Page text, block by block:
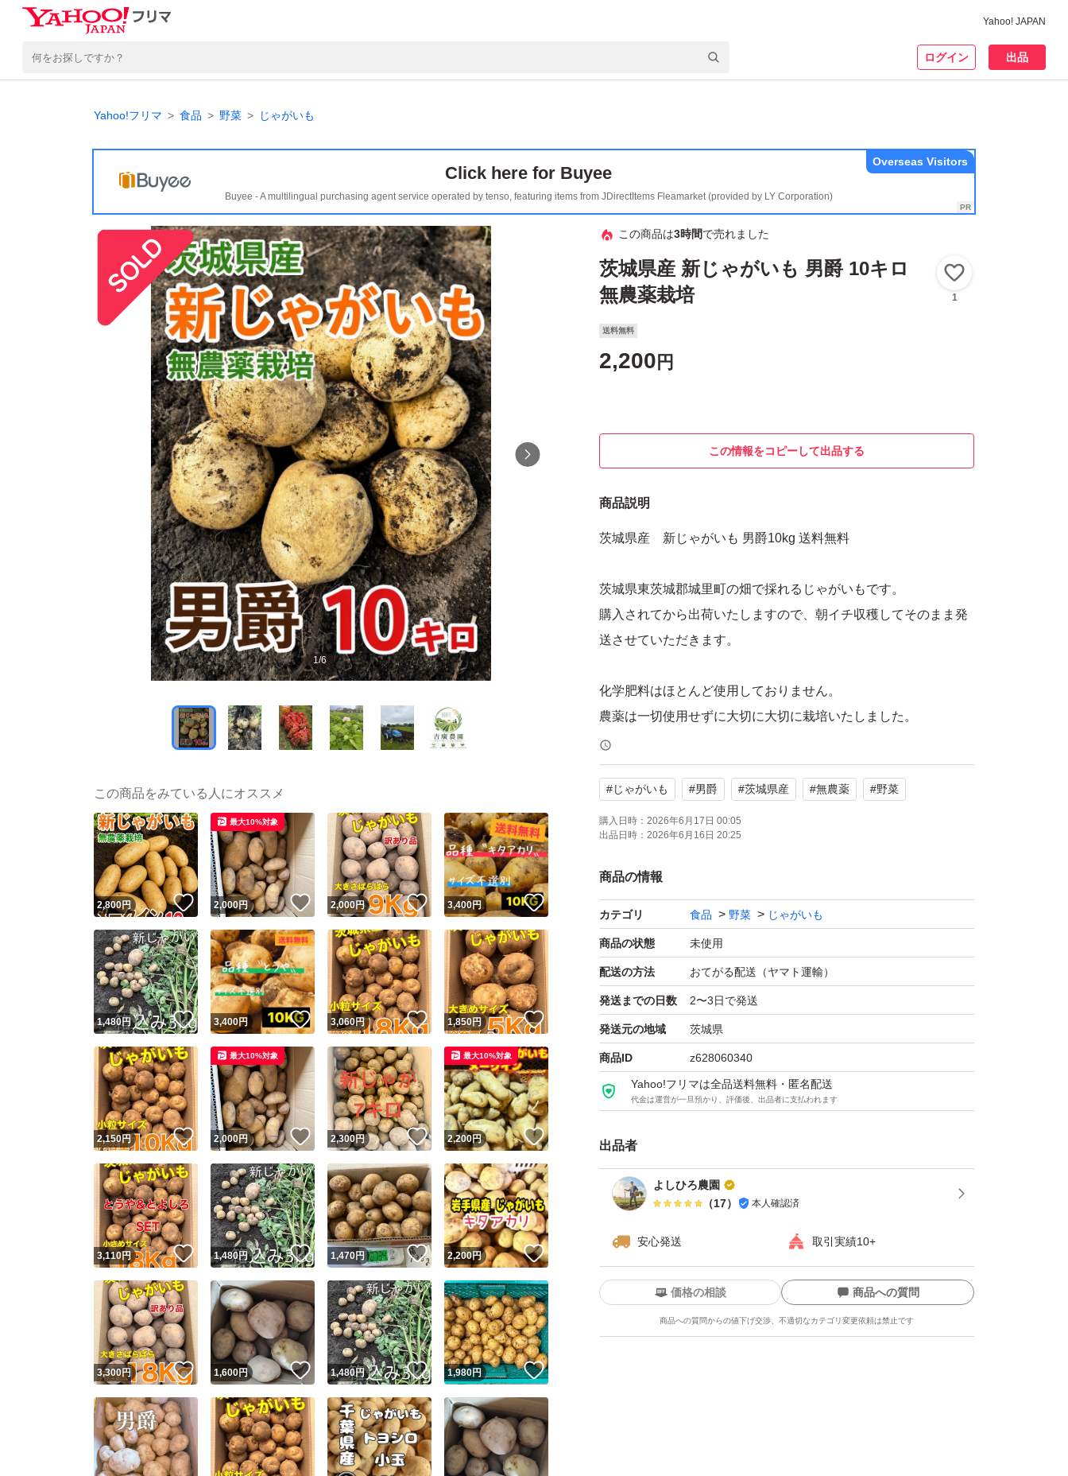
Yahoo! JAPAN
ログイン 出品
Yahoo!フリマ 食品 野菜 じゃがいも
Click here for Buyee
Buyee - A multilingual purchasing agent service operated by tenso, featuring items from JDirectItems Fleamarket (provided by LY Corporation)
Overseas Visitors
1/6
この商品は3時間で売れました
茨城県産 新じゃがいも 男爵 10キロ
無農薬栽培
1
送料無料
2,200 円
この情報をコピーして出品する
商品説明
茨城県産 新じゃがいも 男爵10kg 送料無料
茨城県東茨城郡城里町の畑で採れるじゃがいもです。
購入されてから出荷いたしますので、朝イチ収穫してそのまま発
送させていただきます。
化学肥料はほとんど使用しておりません。
農薬は一切使用せずに大切に大切に栽培いたしました。
豊かな土壌で、綺麗な水と太陽を浴びて育ったじゃがいもは、ホ
クホクとした食感と素材本来の優しい甘みが抜群。
農薬は一切使用せずに育てましたので、じゃがいも本来の味をお
楽しみ頂けます。
クホクとしていて、マッシュポテト・コロッケなどにもおすすめ
です！
■商品詳細
・産地：茨城県産
・内容量：箱込約10kg
・サイズ：おまかせ(S〜Lサイズ)
・発送：5日以内
・送料：送料無料
・品質：細心の注意を払って検品・梱包いたしますが、生ものに
到着時に著しい不備がある場合は、受取評価前にご連絡くださ
・特性：じゃがいもは光や湿気に弱く、温度変化によっても芽が
伸びやすいため、到着後はすぐに箱から出して状態をご確認くだ
#じゃがいも #男爵 #茨城県産 #無農薬 #野菜
購入日時： 2026年6月17日 00:05
出品日時： 2026年6月16日 20:25
商品の情報
カテゴリ 食品 野菜 じゃがいも
商品の状態 未使用
配送の方法 おてがる配送（ヤマト運輸）
発送までの日数 2〜3日で発送
発送元の地域 茨城県
商品ID z628060340
Yahoo!フリマは全品送料無料・匿名配送
代金は運営が一旦預かり、評価後、出品者に支払われます
出品者
よしひろ農園
（17） 本人確認済
安心発送 取引実績10+
価格の相談 商品への質問
商品への質問からの値下げ交渉、不適切なカテゴリ変更依頼は禁止です
この商品をみている人にオススメ
2,800円 いいね！
2,000円 いいね！
最大10%対象
2,000円 いいね！
3,400円 いいね！
1,480円 いいね！
3,400円 いいね！
3,060円 いいね！
1,850円 いいね！
2,150円 いいね！
2,000円 いいね！
最大10%対象
2,300円 いいね！
2,200円 いいね！
最大10%対象
3,110円 いいね！
1,480円 いいね！
1,470円 いいね！
2,200円 いいね！
3,300円 いいね！
1,600円 いいね！
1,480円 いいね！
1,980円 いいね！